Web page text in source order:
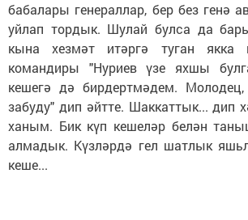
бабалары генераллар, бер без генә
уйлап тордык. Шулай булса да
кына хезмәт итәргә туган якка
командиры "Нуриев үзе яхшы
кешегә дә бирдертмәдем.
забуду" дип әйтте. Шаккаттык... дип
ханым. Бик күп кешеләр белән
алмадык. Күзләрдә гел шатлык
кеше...